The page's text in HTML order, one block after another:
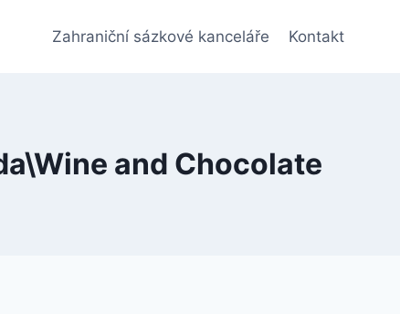
Zahraniční sázkové kanceláře Kontakt
and Chocolate